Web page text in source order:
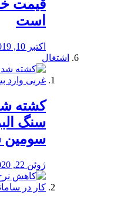
قیمت
است
اکتبر 10, 2019
اشتغال
سنگ
سومین
ژوئن 22, 2020